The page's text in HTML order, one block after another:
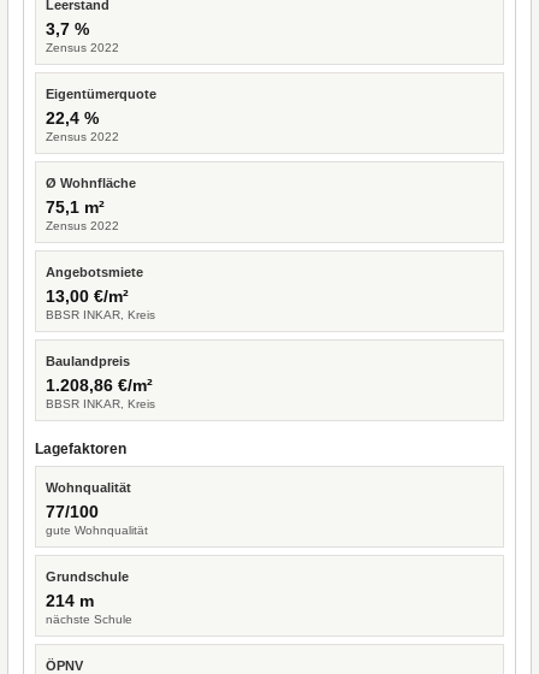
Leerstand
3,7 %
Zensus 2022
Eigentümerquote
22,4 %
Zensus 2022
Ø Wohnfläche
75,1 m²
Zensus 2022
Angebotsmiete
13,00 €/m²
BBSR INKAR, Kreis
Baulandpreis
1.208,86 €/m²
BBSR INKAR, Kreis
Lagefaktoren
Wohnqualität
77/100
gute Wohnqualität
Grundschule
214 m
nächste Schule
ÖPNV